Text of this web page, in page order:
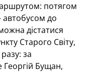
потягом
до
дістатися
Старого Світу,
за
Георгій Бущан,